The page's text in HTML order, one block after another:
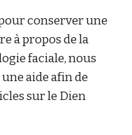
conserver une
à propos de la
faciale, nous
aide afin de
sur le Dien